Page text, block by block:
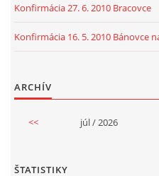
Konfirmácia 27. 6. 2010 Bracovce
Konfirmácia 16. 5. 2010 Bánovce
ARCHÍV
<< júl / 2026
ŠTATISTIKY